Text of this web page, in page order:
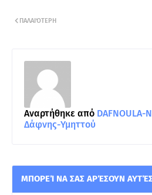
ΠΑΛΑΙΌΤΕΡΗ
Αναρτήθηκε από DAFNOULA-
Δάφνης-Υμηττού
ΜΠΟΡΕΊ ΝΑ ΣΑΣ ΑΡΈΣΟΥΝ